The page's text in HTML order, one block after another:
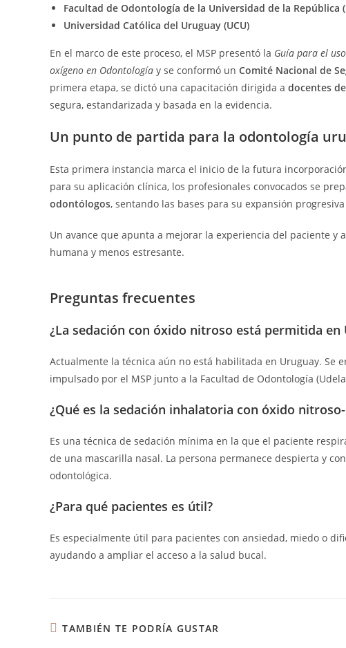
Facultad de Odontología de la Universidad de la República
Universidad Católica del Uruguay (UCU)
En el marco de este proceso, el MSP presentó la Guía para el
oxígeno en Odontología y se conformó un Comité Nacional de
primera etapa, se dictó una capacitación dirigida a docentes
segura, estandarizada y basada en la evidencia.
Un punto de partida para la odontología
Esta primera instancia marca el inicio de la futura
para su aplicación clínica, los profesionales convocados se
odontólogos, sentando las bases para su expansión
Un avance que apunta a mejorar la experiencia del paciente y
humana y menos estresante.
Preguntas frecuentes
¿La sedación con óxido nitroso está permitida en
Actualmente la técnica aún no está habilitada en Uruguay. Se
impulsado por el MSP junto a la Facultad de Odontología
¿Qué es la sedación inhalatoria con óxido
Es una técnica de sedación mínima en la que el paciente
de una mascarilla nasal. La persona permanece despierta y
odontológica.
¿Para qué pacientes es útil?
Es especialmente útil para pacientes con ansiedad, miedo o
ayudando a ampliar el acceso a la salud bucal.
TAMBIÉN TE PODRÍA GUSTAR